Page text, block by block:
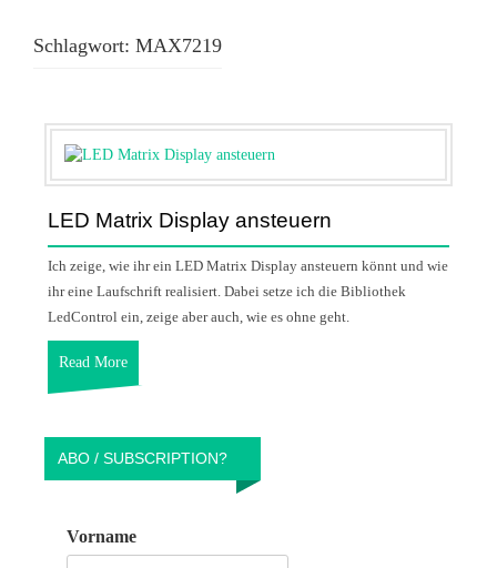
Schlagwort: MAX7219
LED Matrix Display ansteuern
Ich zeige, wie ihr ein LED Matrix Display ansteuern könnt und wie
ihr eine Laufschrift realisiert. Dabei setze ich die Bibliothek
LedControl ein, zeige aber auch, wie es ohne geht.
Read More
ABO / SUBSCRIPTION?
Vorname